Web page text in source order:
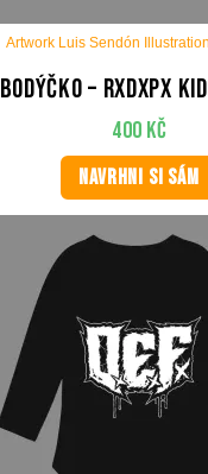
Artwork Luis Sendón
Bodýčko – RxDxPx
400 Kč
NAVRHNI SI SÁM